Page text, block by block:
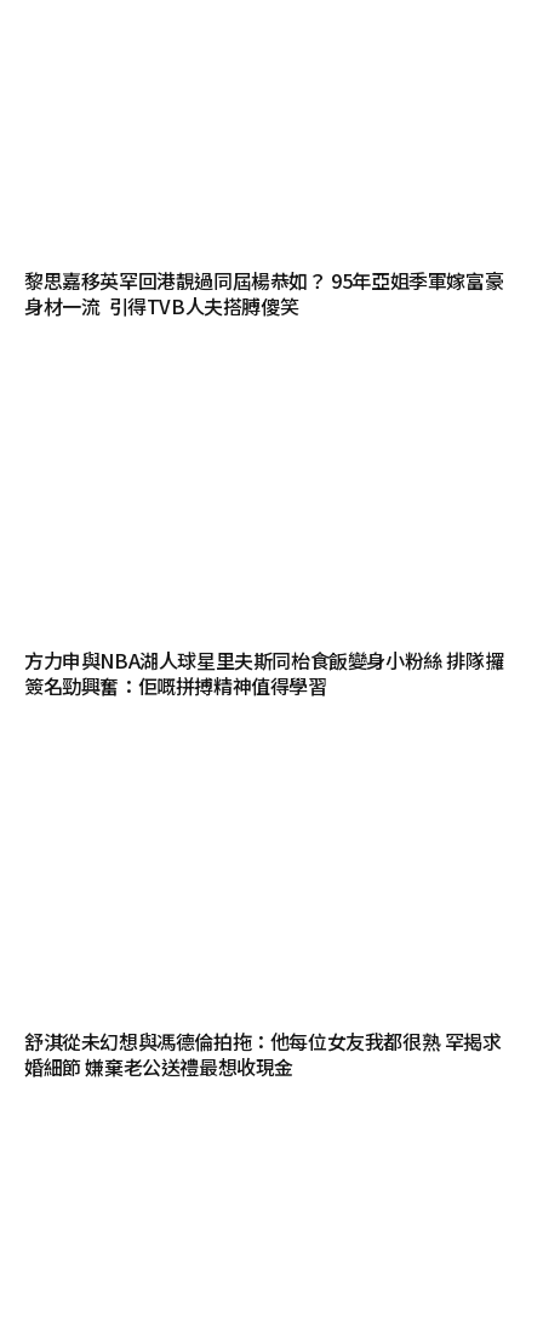
黎思嘉移英罕回港靚過同屆楊恭如？ 95年亞姐季軍嫁富豪
身材一流 引得TVB人夫搭膊傻笑
方力申與NBA湖人球星里夫斯同枱食飯變身小粉絲 排隊攞
簽名勁興奮：佢嘅拼搏精神值得學習
舒淇從未幻想與馮德倫拍拖：他每位女友我都很熟 罕揭求
婚細節 嫌棄老公送禮最想收現金